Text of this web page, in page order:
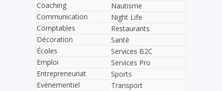
Coaching
Communication
Comptables
Décoration
Écoles
Emploi
Entrepreneuriat
Evènementiel
Nautisme
Night Life
Restaurants
Santé
Services B2C
Services Pro
Sports
Transport